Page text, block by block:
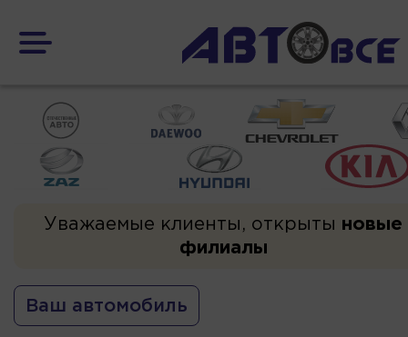
Уважаемые клиенты, открыты новые
филиалы
Ваш автомобиль